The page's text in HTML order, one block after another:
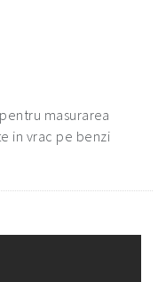
masurarea
in vrac pe benzi